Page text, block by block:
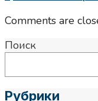
Comments are
Поиск
Рубрики